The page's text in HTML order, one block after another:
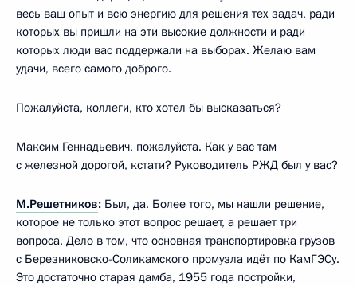
весь ваш опыт и всю энергию для решения тех задач, ради
которых вы пришли на эти высокие должности и ради
которых люди вас поддержали на выборах. Желаю вам
удачи, всего самого доброго.
Пожалуйста, коллеги, кто хотел бы высказаться?
Максим Геннадьевич, пожалуйста. Как у вас там
с железной дорогой, кстати? Руководитель РЖД был у вас?
М.Решетников: Был, да. Более того, мы нашли решение,
которое не только этот вопрос решает, а решает три
вопроса. Дело в том, что основная транспортировка грузов
с Березниковско-Соликамского промузла идёт по КамГЭСу.
Это достаточно старая дамба, 1955 года постройки,